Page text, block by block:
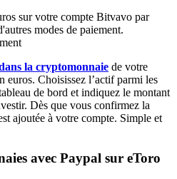
la cryptomonnaie de votre
euros. Choisissez l’actif parmi les
de bord et indiquez le montant
Dès que vous confirmez la
ajoutée à votre compte. Simple et
avec Paypal sur eToro